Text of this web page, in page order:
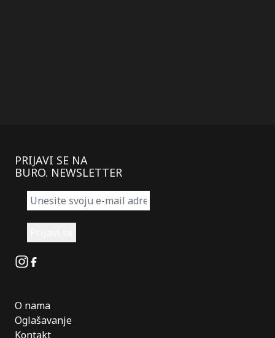
PRIJAVI SE NA
BURO. NEWSLETTER
Instagram
Facebook
O nama
Oglašavanje
Kontakt